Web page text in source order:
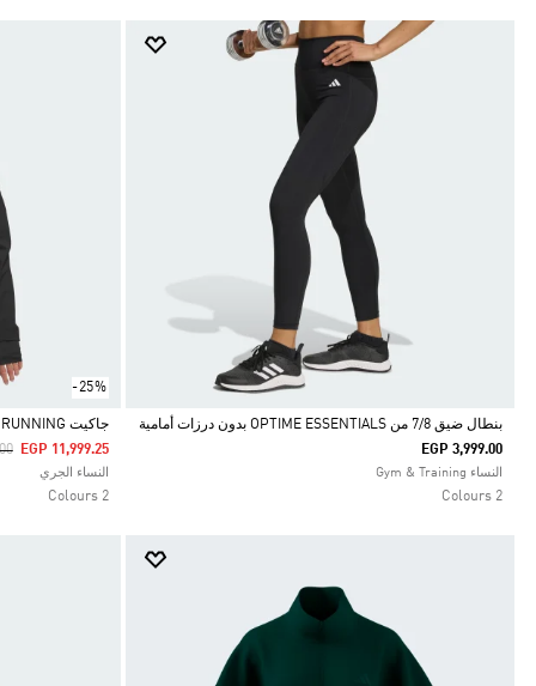
Selected
بنطال ضيق 7/8 من OPTIME ESSENTIALS بدون درزات أمامية
EGP 3,999.00
النساء Gym & Training
2 Colours
-25%
Selected
جاكيت ADIZERO RUNNING
From
ToEGP 11,999.25
النساء الجري
2 Colours